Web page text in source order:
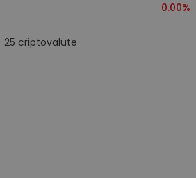
0.00%
25 criptovalute